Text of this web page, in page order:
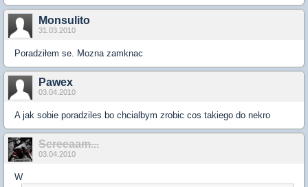
Monsulito
31.03.2010
Poradziłem se. Mozna zamknac
Pawex
03.04.2010
A jak sobie poradziles bo chcialbym zrobic cos takiego do nekro
Screeaam...
03.04.2010
W